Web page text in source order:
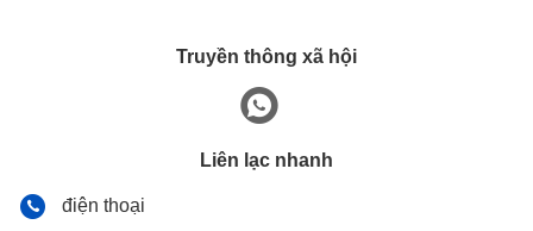
Truyền thông xã hội
Liên lạc nhanh
điện thoại